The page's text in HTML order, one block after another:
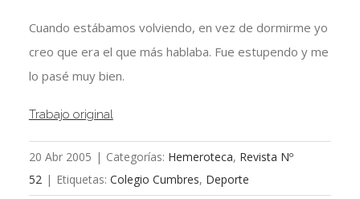
Cuando estábamos volviendo, en vez de dormirme yo
creo que era el que más hablaba. Fue estupendo y me
lo pasé muy bien.
Trabajo original
20 Abr 2005 | Categorías: Hemeroteca, Revista Nº
52 | Etiquetas: Colegio Cumbres, Deporte